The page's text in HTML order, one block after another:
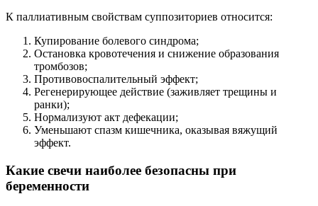
К паллиативным свойствам суппозиториев относится:
Купирование болевого синдрома;
Остановка кровотечения и снижение образования
тромбозов;
Противовоспалительный эффект;
Регенерирующее действие (заживляет трещины и
ранки);
Нормализуют акт дефекации;
Уменьшают спазм кишечника, оказывая вяжущий
эффект.
Какие свечи наиболее безопасны при
беременности